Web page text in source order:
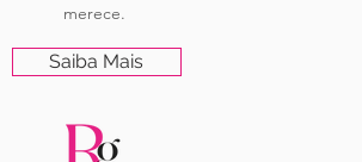
merece.
Saiba Mais